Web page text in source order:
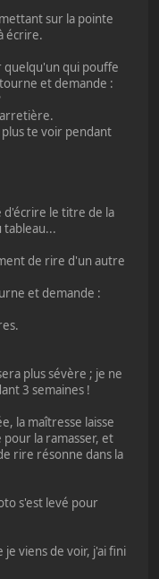
sur la pointe
écrire.
qui pouffe
et demande :
plus te voir pendant
d'écrire le titre de la
tableau...
de rire d'un autre
et demande :
plus sévère ; je ne
3 semaines !
la maîtresse laisse
la ramasser, et
rire résonne dans la
s'est levé pour
je viens de voir, j'ai fini